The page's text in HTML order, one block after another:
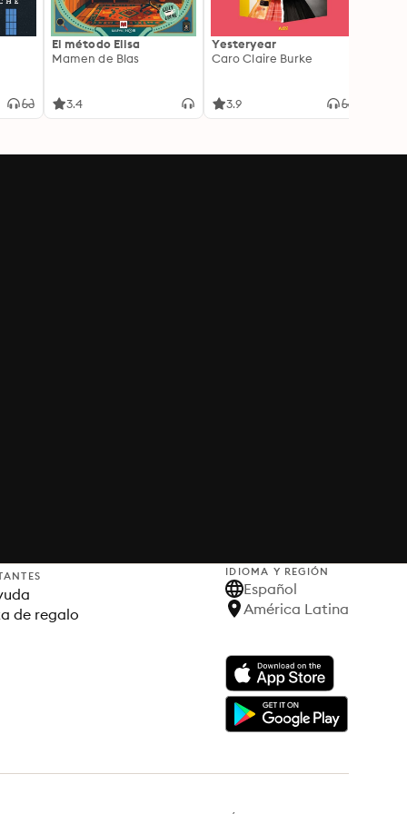
El método Elisa
Mamen de Blas
3.4
Yesteryear
Caro Claire Burke
3.9
de regalo
IDIOMA Y REGIÓN
Español
América Latina